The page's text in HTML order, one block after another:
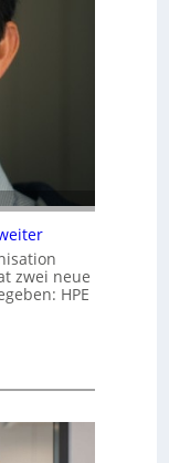
zwei neue
HPE